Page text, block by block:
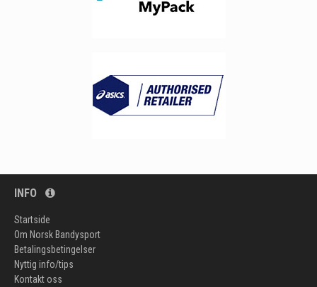
INFO
Startside
Om Norsk Bandysport
Betalingsbetingelser
Nyttig info/tips
Kontakt oss